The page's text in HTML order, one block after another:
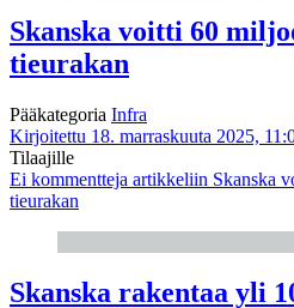
Skanska voitti 60
tieurakan
Pääkategoria Infra
Kirjoitettu 18. marraskuuta 2025,
Tilaajille
Ei kommentteja artikkeliin Skanska
tieurakan
Skanska rakentaa yli